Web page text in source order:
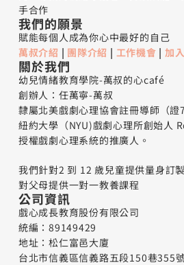
手合作
我們的願景
賦能每個人成為你心中最好的自己
萬叔介紹 | 團隊介紹 | 工作機會 | 加
關於我們
幼兒情緒教育學院-萬叔的心café
創辦人：任萬寧-萬叔
隸屬北美戲劇心理協會註冊導師（證
紐約大學（NYU)戲劇心理所創始人
授權戲劇心理系統的推廣人。
我們針對2 到 12 歲兒童提供量身訂
對父母提供一對一教養課程
公司資訊
戲心成長教育股份有限公司
統編：89149429
地址：松仁富邑大廈
台北市信義區信義路五段150巷355